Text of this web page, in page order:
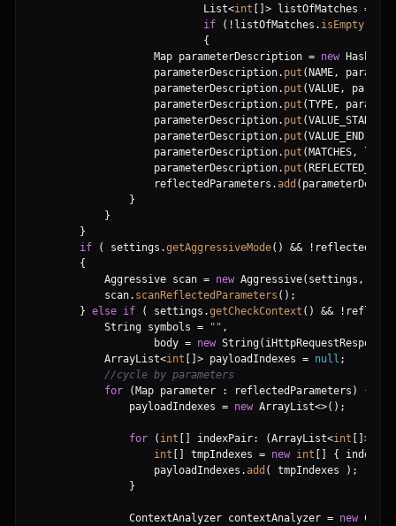
                            List
<int [ ]> listOfMatches =
if
( ! listOfMatches . isEmpty
{
                    Map parameterDescription
= new HashMap
                    parameterDescription
. put (NAME ,
                    parameterDescription
. put (VALUE ,
                    parameterDescription
. put (TYPE ,
                    parameterDescription
. put (VALUE_START
                    parameterDescription
. put (VALUE_END
                    parameterDescription
. put (MATCHES ,
                    parameterDescription
. put (REFLECTED_IN
                    reflectedParameters
.add (
}
}
}
if
( settings .getAggressiveMode( ) && !
{
            Aggressive scan
= new Aggressive( settings ,
            scan
. scanReflectedParameters ( ) ;
} else if ( settings .getCheckContext ( ) && !
            String symbols
= " " ,
                    body
= new String( iHttpRequestResponse
            ArrayList
<int [ ]> payloadIndexes = null ;
//cycle by parameters
for
(Map parameter : reflectedParameters )
{
                payloadIndexes
= new ArrayList<>( ) ;
for ( int [ ] indexPair: (ArrayList<int [ ]>
int [ ] tmpIndexes = new int [ ] {
                    payloadIndexes
.add ( tmpIndexes ) ;
}
                ContextAnalyzer contextAnalyzer
= new